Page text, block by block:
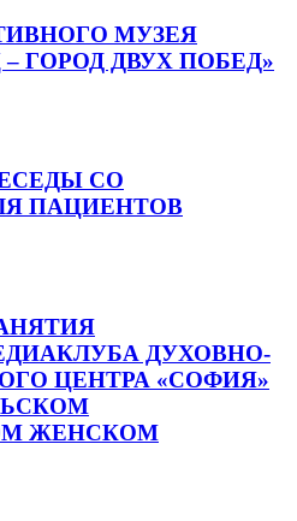
МУЗЕЯ
ГОРОД ДВУХ ПОБЕД»
СО
ПАЦИЕНТОВ
ДУХОВНО-
ЦЕНТРА «СОФИЯ»
ЖЕНСКОМ